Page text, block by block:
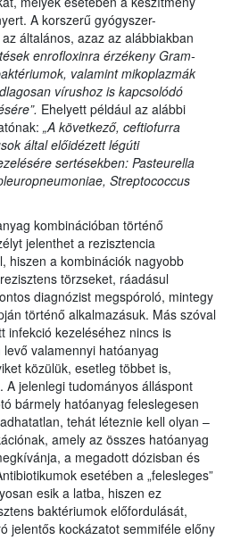
A korszerű gyógyszer-
általános, azaz az alábbiakban
enrofloxinra érzékeny Gram-
valamint mikoplazmák
vírushoz is kapcsolódó
Ehelyett például az alábbi
„A következő, ceftiofurra
által előidézett légúti
sertésekben: Pasteurella
Streptococcus
kombinációban történő
jelenthet a rezisztencia
hiszen a kombinációk nagyobb
törzseket, ráadásul
diagnózist megspóroló, mintegy
történő alkalmazásuk. Más szóval
infekció kezeléséhez nincs is
valamennyi hatóanyag
közülük, esetleg többet is,
A jelenlegi tudományos álláspont
bármely hatóanyag feleslegesen
tehát léteznie kell olyan –
amely az összes hatóanyag
a megadott dózisban és
esetében a „felesleges”
esik a latba, hiszen ez
baktériumok előfordulását,
jelentős kockázatot semmiféle előny